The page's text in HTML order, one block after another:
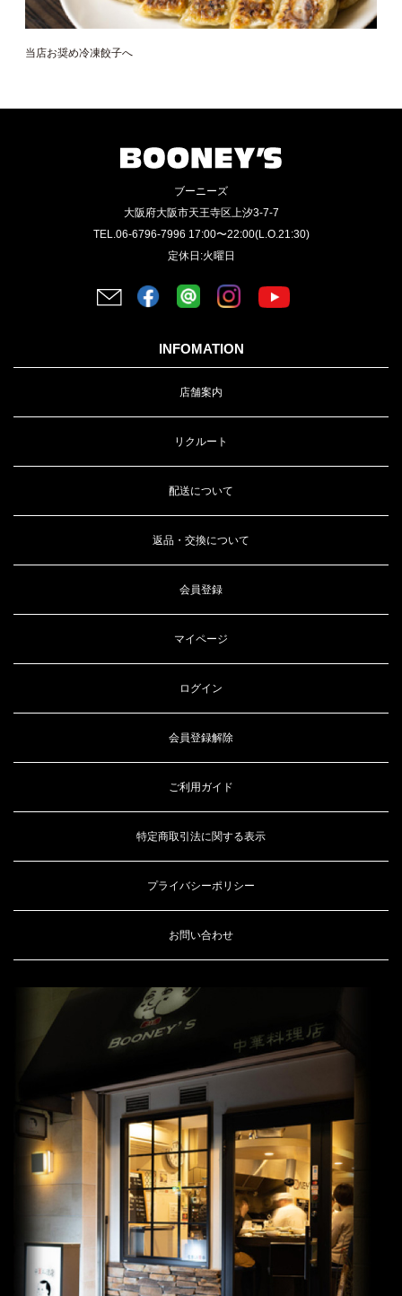
当店お奨め冷凍餃子へ
ブーニーズ
大阪府大阪市天王寺区上汐3-7-7
TEL.06-6796-7996 17:00〜22:00(L.O.21:30)
定休日:火曜日
INFOMATION
店舗案内
リクルート
配送について
返品・交換について
会員登録
マイページ
ログイン
会員登録解除
ご利用ガイド
特定商取引法に関する表示
プライバシーポリシー
お問い合わせ